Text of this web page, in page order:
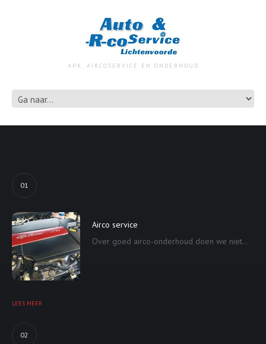
APK, AIRCOSERVICE EN ONDERHOUD
01
Airco service
Over goed airco-onderhoud doen we niet...
LEES MEER
02